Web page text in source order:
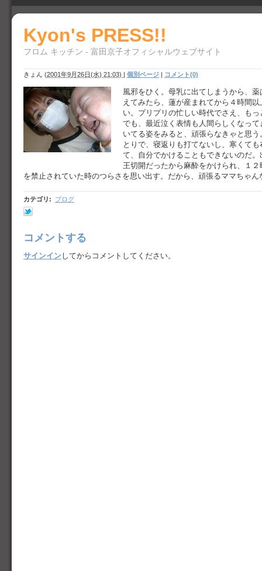
Kyon's PRESS!!
フロム キッチン - 富田京子オフィシャルウェブサイト
きょん (2001年9月26日(水) 21:03) | 個別ページ | コメント(0)
風邪をひく。母乳に出てしまうから、
えてみたら、蓮が産まれてから４時間
い。プリプリの忙しい時代でさえ、も
でも、最近泣く表情も人間らしくなっ
いてる姿をみると、頑張らなきゃと思
とりで、寝返りも打てないし、寒くて
て、自分でかけることもできないのだ
王切開だったから麻酔をかけられ、１
を禁止されていた時のつらさを思い出す。だから、頑張るママちゃん
カテゴリ : ブログ
コメントする
サインインしてからコメントしてください。